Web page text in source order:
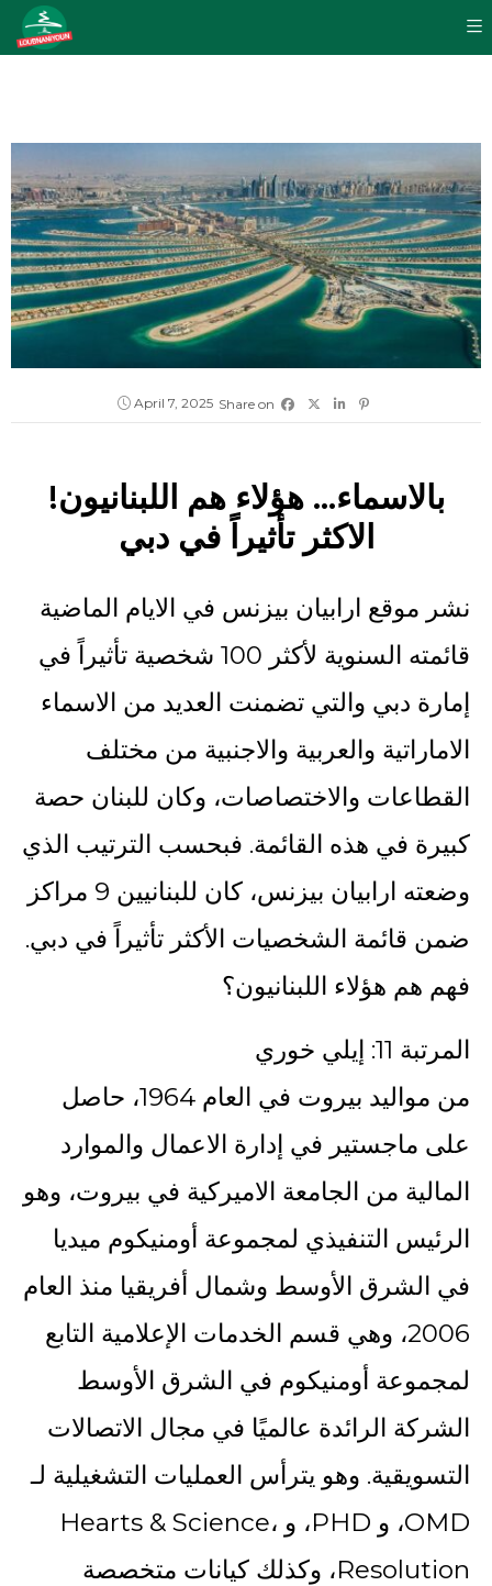
April 7, 2025 Share on
!بالاسماء… هؤلاء هم اللبنانيون
الاكثر تأثيراً في دبي
نشر موقع ارابيان بيزنس في الايام الماضية
قائمته السنوية لأكثر 100 شخصية تأثيراً في
إمارة دبي والتي تضمنت العديد من الاسماء
الاماراتية والعربية والاجنبية من مختلف
القطاعات والاختصاصات، وكان للبنان حصة
كبيرة في هذه القائمة. فبحسب الترتيب الذي
وضعته ارابيان بيزنس، كان للبنانيين 9 مراكز
ضمن قائمة الشخصيات الأكثر تأثيراً في دبي.
فهم هم هؤلاء اللبنانيون؟
المرتبة 11: إيلي خوري
من مواليد بيروت في العام 1964، حاصل
على ماجستير في إدارة الاعمال والموارد
المالية من الجامعة الاميركية في بيروت، وهو
الرئيس التنفيذي لمجموعة أومنيكوم ميديا
في الشرق الأوسط وشمال أفريقيا منذ العام
2006، وهي قسم الخدمات الإعلامية التابع
لمجموعة أومنيكوم في الشرق الأوسط
الشركة الرائدة عالميًا في مجال الاتصالات
التسويقية. وهو يترأس العمليات التشغيلية لـ
OMD، و PHD، و Hearts & Science،
Resolution، وكذلك كيانات متخصصة